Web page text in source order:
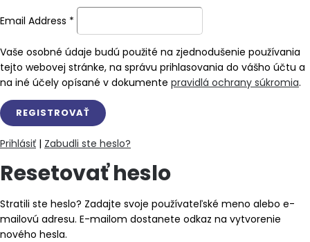
Email Address *
Vaše osobné údaje budú použité na zjednodušenie používania
tejto webovej stránke, na správu prihlasovania do vášho účtu a
na iné účely opísané v dokumente pravidlá ochrany súkromia.
Prihlásiť | Zabudli ste heslo?
Resetovať heslo
Stratili ste heslo? Zadajte svoje používateľské meno alebo e-
mailovú adresu. E-mailom dostanete odkaz na vytvorenie
nového hesla.